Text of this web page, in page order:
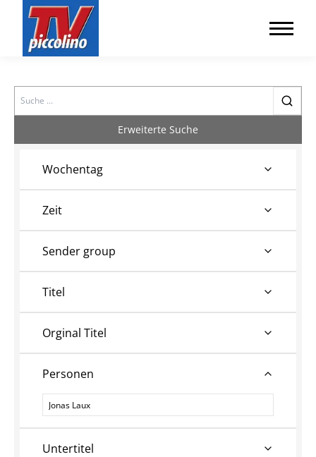
Search
Erweiterte Suche
Wochentag
Zeit
Sender group
Titel
Orginal Titel
Personen
Personen
Untertitel